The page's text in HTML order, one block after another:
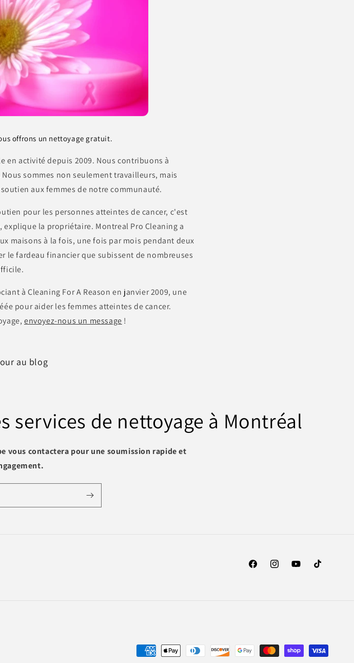
offrons un nettoyage gratuit.
en activité depuis 2009. Nous contribuons à
sommes non seulement travailleurs, mais
aux femmes de notre communauté.
pour les personnes atteintes de cancer, c'est
la propriétaire. Montreal Pro Cleaning a
maisons à la fois, une fois par mois pendant deux
le fardeau financier que subissent de nombreuses
à Cleaning For A Reason en janvier 2009, une
pour aider les femmes atteintes de cancer.
envoyez-nous un message !
au blog
services de nettoyage à Montréal
vous contactera pour une soumission rapide et
FacebookInstagramYouTubeTikTok
Moyens